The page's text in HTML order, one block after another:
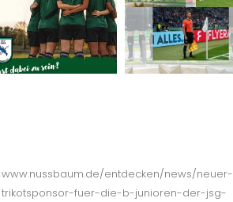
www.nussbaum.de/entdecken/news/neuer-
trikotsponsor-fuer-die-b-junioren-der-jsg-